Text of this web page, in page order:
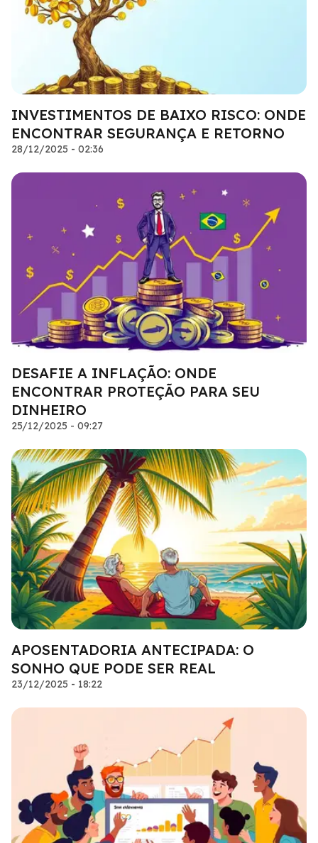
INVESTIMENTOS DE BAIXO RISCO: ONDE
ENCONTRAR SEGURANÇA E RETORNO
28/12/2025 - 02:36
DESAFIE A INFLAÇÃO: ONDE
ENCONTRAR PROTEÇÃO PARA SEU
DINHEIRO
25/12/2025 - 09:27
APOSENTADORIA ANTECIPADA: O
SONHO QUE PODE SER REAL
23/12/2025 - 18:22